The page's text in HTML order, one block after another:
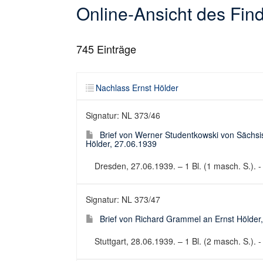
Online-Ansicht des
745 Einträge
Nachlass Ernst Hölder
Signatur: NL 373/46
Brief von Werner Studentkowski von
Hölder, 27.06.1939
Dresden, 27.06.1939. – 1 Bl. (1 masch. S.).
Signatur: NL 373/47
Brief von Richard Grammel an Ernst
Stuttgart, 28.06.1939. – 1 Bl. (2 masch. S.).